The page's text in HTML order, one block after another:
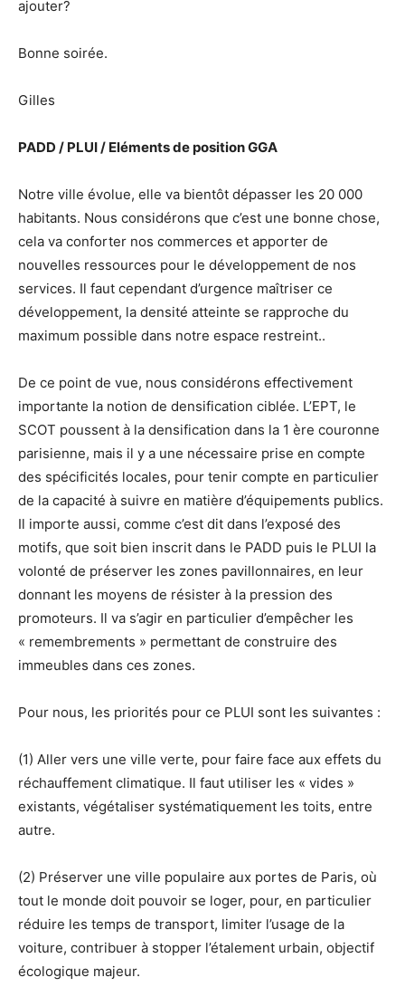
ajouter?
Bonne soirée.
Gilles
PADD / PLUI / Eléments de position GGA
Notre ville évolue, elle va bientôt dépasser les 20 000
habitants. Nous considérons que c’est une bonne chose,
cela va conforter nos commerces et apporter de
nouvelles ressources pour le développement de nos
services. Il faut cependant d’urgence maîtriser ce
développement, la densité atteinte se rapproche du
maximum possible dans notre espace restreint..
De ce point de vue, nous considérons effectivement
importante la notion de densification ciblée. L’EPT, le
SCOT poussent à la densification dans la 1 ère couronne
parisienne, mais il y a une nécessaire prise en compte
des spécificités locales, pour tenir compte en particulier
de la capacité à suivre en matière d’équipements publics.
Il importe aussi, comme c’est dit dans l’exposé des
motifs, que soit bien inscrit dans le PADD puis le PLUI la
volonté de préserver les zones pavillonnaires, en leur
donnant les moyens de résister à la pression des
promoteurs. Il va s’agir en particulier d’empêcher les
« remembrements » permettant de construire des
immeubles dans ces zones.
Pour nous, les priorités pour ce PLUI sont les suivantes :
(1) Aller vers une ville verte, pour faire face aux effets du
réchauffement climatique. Il faut utiliser les « vides »
existants, végétaliser systématiquement les toits, entre
autre.
(2) Préserver une ville populaire aux portes de Paris, où
tout le monde doit pouvoir se loger, pour, en particulier
réduire les temps de transport, limiter l’usage de la
voiture, contribuer à stopper l’étalement urbain, objectif
écologique majeur.